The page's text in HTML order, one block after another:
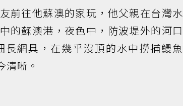
前往他蘇澳的家玩，他父親在台灣水
的蘇澳港，夜色中，防波堤外的河口
網具，在幾乎沒頂的水中撈捕鰻魚
晰。